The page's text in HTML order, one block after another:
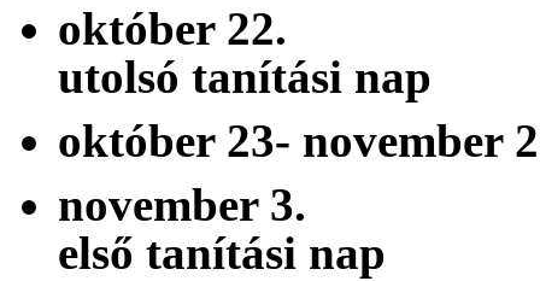
október 22.
utolsó tanítási nap
október 23-
november 3.
első tanítási nap